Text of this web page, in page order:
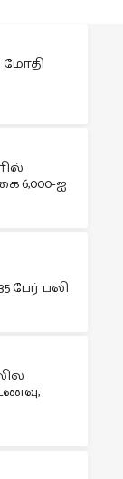
ஐ
பேர் பலி